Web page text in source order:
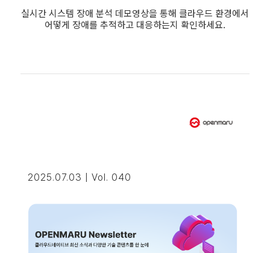
실시간 시스템 장애 분석 데모영상을 통해 클라우드 환경에서
어떻게 장애를 추적하고 대응하는지 확인하세요.
2025.07.03 | Vol. 040